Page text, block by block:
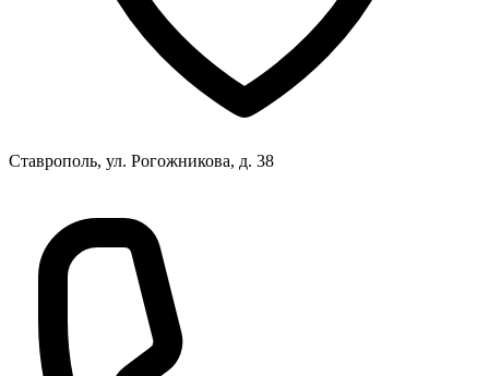
Ставрополь, ул. Рогожникова, д. 38